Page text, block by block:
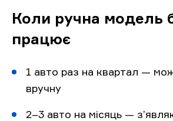
Коли ручна модель
працює
1 авто раз на квартал —
вручну
2–3 авто на місяць —